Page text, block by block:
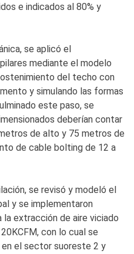
e indicados al 80% y
se aplicó el
mediante el modelo
del techo con
y simulando las formas
este paso, se
deberían contar
de alto y 75 metros de
de cable bolting de 12 a
se revisó y modeló el
y se implementaron
extracción de aire viciado
con lo cual se
el sector suoreste 2 y